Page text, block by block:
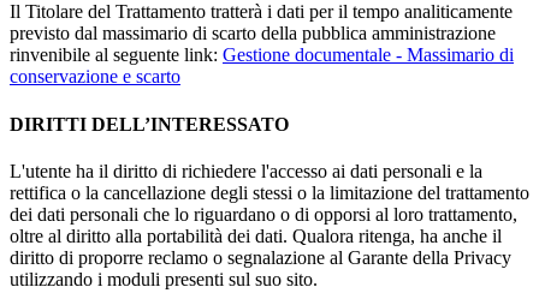
Il Titolare del Trattamento tratterà i dati per il tempo analiticamente
previsto dal massimario di scarto della pubblica amministrazione
rinvenibile al seguente link: Gestione documentale - Massimario di
conservazione e scarto
DIRITTI DELL’INTERESSATO
L'utente ha il diritto di richiedere l'accesso ai dati personali e la
rettifica o la cancellazione degli stessi o la limitazione del trattamento
dei dati personali che lo riguardano o di opporsi al loro trattamento,
oltre al diritto alla portabilità dei dati. Qualora ritenga, ha anche il
diritto di proporre reclamo o segnalazione al Garante della Privacy
utilizzando i moduli presenti sul suo sito.